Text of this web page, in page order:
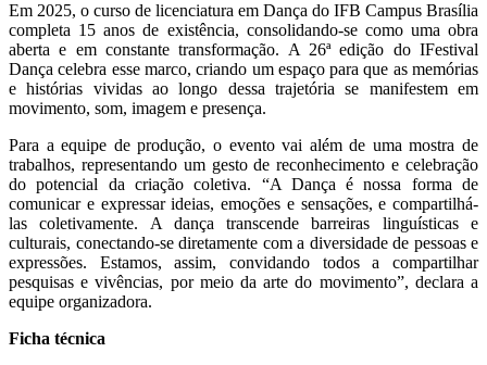
Em 2025, o curso de licenciatura em Dança do IFB Campus Brasília
completa 15 anos de existência, consolidando-se como uma obra
aberta e em constante transformação. A 26ª edição do IFestival
Dança celebra esse marco, criando um espaço para que as memórias
e histórias vividas ao longo dessa trajetória se manifestem em
movimento, som, imagem e presença.
Para a equipe de produção, o evento vai além de uma mostra de
trabalhos, representando um gesto de reconhecimento e celebração
do potencial da criação coletiva. “A Dança é nossa forma de
comunicar e expressar ideias, emoções e sensações, e compartilhá-
las coletivamente. A dança transcende barreiras linguísticas e
culturais, conectando-se diretamente com a diversidade de pessoas e
expressões. Estamos, assim, convidando todos a compartilhar
pesquisas e vivências, por meio da arte do movimento”, declara a
equipe organizadora.
Ficha técnica